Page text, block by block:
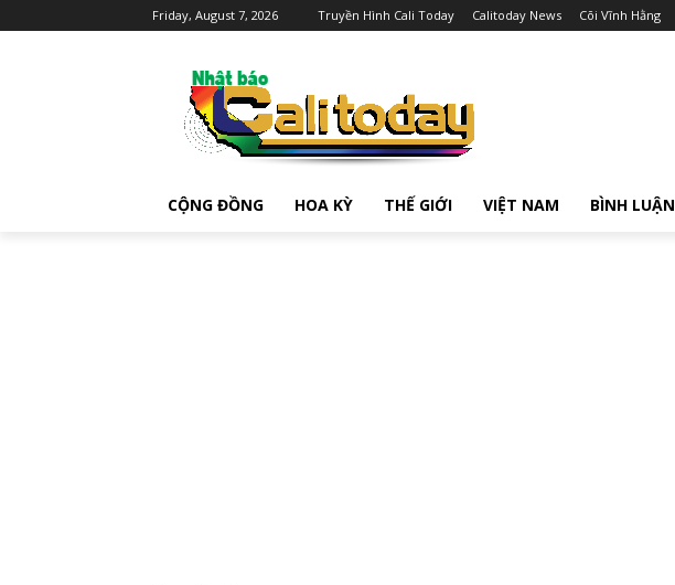
Friday, August 7, 2026 Truyền Hình Cali Today Calitoday News Cõi Vĩnh Hằng
CỘNG ĐỒNG HOA KỲ THẾ GIỚI VIỆT NAM BÌNH LUẬN